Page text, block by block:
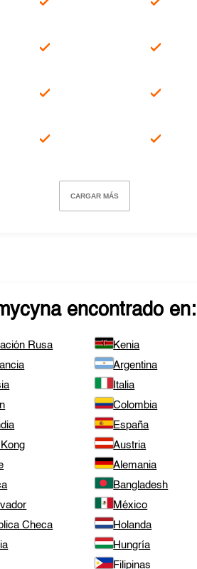
CARGAR MÁS
encontrado en:
Rusa Kenia
Argentina
Italia
Colombia
España
Austria
Alemania
Bangladesh
México
Checa Holanda
Hungría
Filipinas